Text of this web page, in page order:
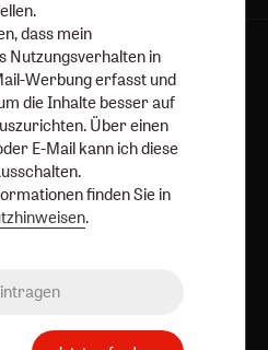
Datenschutz
Impressum
Abo online kündigen
dass mein
Nutzungsverhalten in
Werbung erfasst und
die Inhalte besser auf
Über einen
E-Mail kann ich diese
finden Sie in
.